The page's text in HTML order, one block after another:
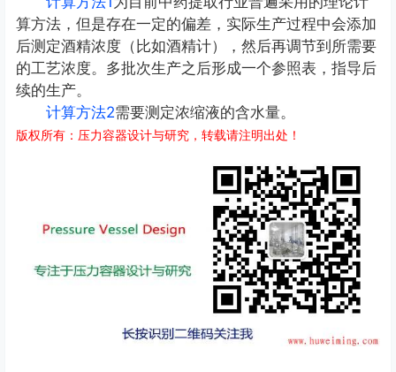
算方法，但是存在一定的偏差，实际生产过程中会添加
后测定酒精浓度（比如酒精计），然后再调节到所需要
的工艺浓度。多批次生产之后形成一个参照表，指导后
续的生产。
计算方法2需要测定浓缩液的含水量。
版权所有：压力容器设计与研究，转载请注明出处！